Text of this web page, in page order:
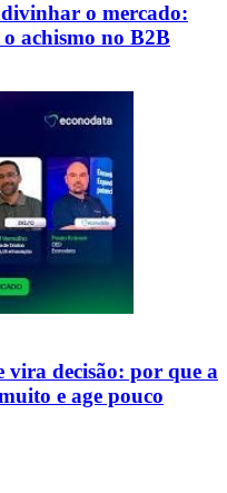
o mercado:
achismo no B2B
vira decisão: por que a
e age pouco